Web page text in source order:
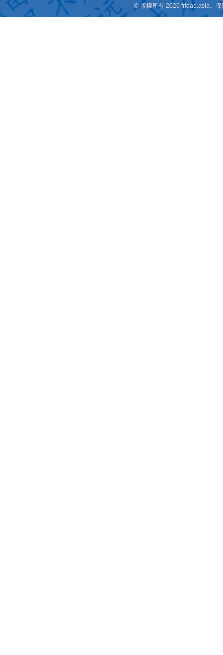
© 版權所有 2026 fridae.asia。